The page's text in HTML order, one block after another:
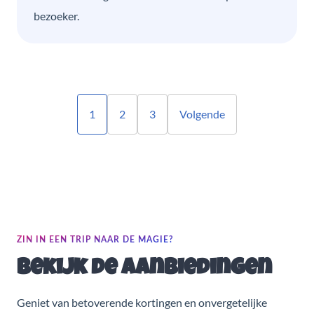
bezoeker.
1 2 3 Volgende
ZIN IN EEN TRIP NAAR DE MAGIE?
Bekijk de aanbiedingen
Geniet van betoverende kortingen en onvergetelijke